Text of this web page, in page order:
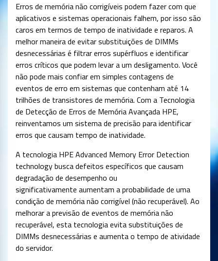
Erros de memória não corrigíveis podem fazer com que
aplicativos e sistemas operacionais falhem, por isso são
caros em termos de tempo de inatividade e reparos. A
melhor maneira de evitar substituições de DIMMs
desnecessárias é filtrar erros supérfluos e identificar
erros críticos que podem levar a um desligamento. Você
não pode mais confiar em simples contagens de
eventos de erro em sistemas que contenham até 14
trilhões de transistores de memória. Com a Tecnologia
de Detecção de Erros de Memória Avançada HPE,
reinventamos um sistema de precisão para identificar
erros que causam tempo de inatividade.
A tecnologia HPE Advanced Memory Error Detection
technology busca defeitos específicos que causam
degradação de desempenho ou
significativamente aumentam a probabilidade de uma
condição de memória não corrigível (não recuperável). Ao
melhorar a previsão de eventos de memória não
recuperável, esta tecnologia evita substituições de
DIMMs desnecessárias e aumenta o tempo de atividade
do servidor.